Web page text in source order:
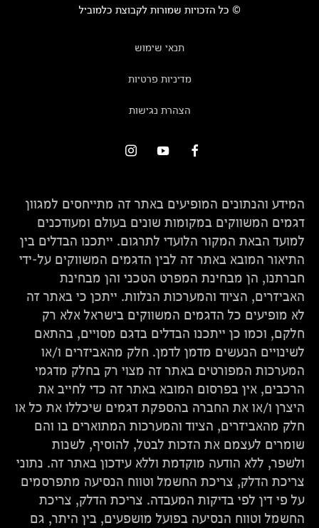
© כל הזכויות שמורות לקבוצת כלמוביל
תנאי שימוש
מדיניות פרטיות
הצהרת נגישות
המידע והנתונים המופיעים באתר זה מתייחסים למגוון
דגמים המשווקים במקומות שונים בעולם ומעודכנים
למועד הבאת המקור הלועדי לתרגום. ייתכנו הבדלים בין
התיאור המובא באתר זה לבין הדגמים המשווקים על-ידי
חברתנו, הן מבחינת המפרט הטכני והן מבחינת
האביזרים, הציוד והמערכות הנלוות. ייתכן כי באתר זה
לא מופיעים כל הדגמים המשווקים בישראל אלא רק
חלקם, וכמו כן ייתכנו הבדלים בדגם מסויים, בהתאם
לשינויים הנעשים מדמן לדמן. חלק מהאביזרים ו/או
המערכות המפורטים באתר זה מצוי רק בחלק מדגמי
הרכבים, אין בפרסום המובא באתר זה כדי לחייב את
היצרן ו/או את החברה בהספקת דגמים שיכללו את כל או
חלק מהאביזרים, הציוד והמערכות המתוארים בו והם
שומרים לעצמם את הזכות לבטל, להוסיף, לשנות
ולשפר, ללא הודעה מוקדמת וללא עידכון באתר זה. נתוני
צריכת הדלק, צריכת החשמל וטווח הנסיעה מתפרסמים
על פי דין לפי בדיקות המעבדה. צריכת הדלק, צריכת
החשמל וטווח הנסיעה בפועל מושפעים, בין היתר, גם